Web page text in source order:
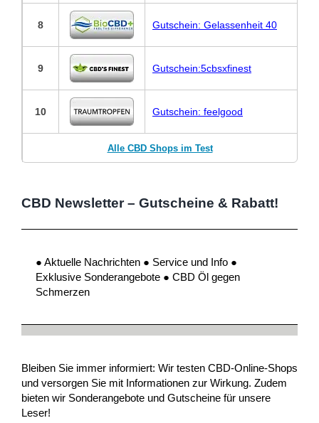
8 Gutschein: Gelassenheit 40
9 Gutschein:5cbsxfinest
10 Gutschein: feelgood
Alle CBD Shops im Test
CBD Newsletter – Gutscheine & Rabatt!
● Aktuelle Nachrichten ● Service und Info ●
Exklusive Sonderangebote ● CBD Öl gegen
Schmerzen
Bleiben Sie immer informiert: Wir testen CBD-Online-Shops
und versorgen Sie mit Informationen zur Wirkung. Zudem
bieten wir Sonderangebote und Gutscheine für unsere
Leser!